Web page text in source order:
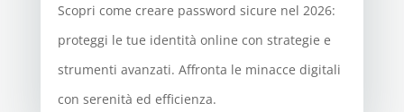
Scopri come creare password sicure nel 2026:
proteggi le tue identità online con strategie e
strumenti avanzati. Affronta le minacce digitali
con serenità ed efficienza.